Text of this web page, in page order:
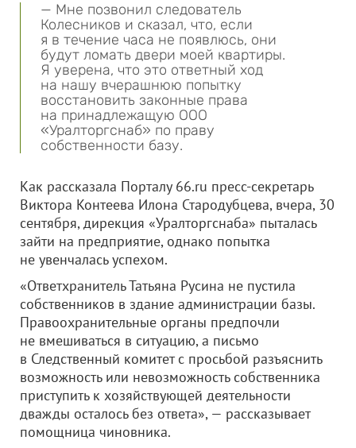
— Мне позвонил следователь
Колесников и сказал, что, если
я в течение часа не появлюсь, они
будут ломать двери моей квартиры.
Я уверена, что это ответный ход
на нашу вчерашнюю попытку
восстановить законные права
на принадлежащую ООО
«Уралторгснаб» по праву
собственности базу.
Как рассказала Порталу 66.ru пресс-секретарь
Виктора Контеева Илона Стародубцева, вчера, 30
сентября, дирекция «Уралторгснаба» пыталась
зайти на предприятие, однако попытка
не увенчалась успехом.
«Ответхранитель Татьяна Русина не пустила
собственников в здание администрации базы.
Правоохранительные органы предпочли
не вмешиваться в ситуацию, а письмо
в Следственный комитет с просьбой разъяснить
возможность или невозможность собственника
приступить к хозяйствующей деятельности
дважды осталось без ответа», — рассказывает
помощница чиновника.